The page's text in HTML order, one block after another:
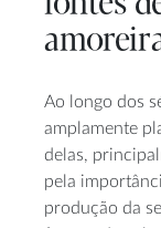
Ao longo dos
amplamente
delas,
pela
produção da